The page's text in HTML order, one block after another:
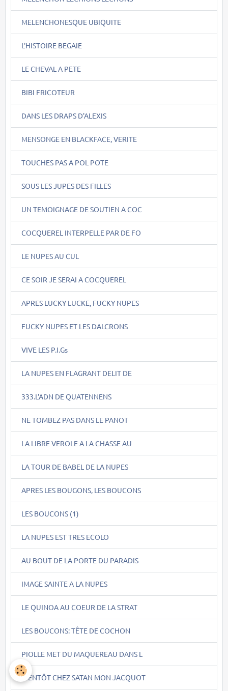
MELENCHONESQUE UBIQUITE
L'HISTOIRE BEGAIE
LE CHEVAL A PETE
BIBI FRICOTEUR
DANS LES DRAPS D'ALEXIS
MENSONGE EN BLACKFACE, VERITE
TOUCHES PAS A POL POTE
SOUS LES JUPES DES FILLES
UN TEMOIGNAGE DE SOUTIEN A COC
COCQUEREL INTERPELLE PAR DE FO
LE NUPES AU CUL
CE SOIR JE SERAI A COCQUEREL
APRES LUCKY LUCKE, FUCKY NUPES
FUCKY NUPES ET LES DALCRONS
VIVE LES P.I.Gs
LA NUPES EN FLAGRANT DELIT DE
333.L'ADN DE QUATENNENS
NE TOMBEZ PAS DANS LE PANOT
LA LIBRE VEROLE A LA CHASSE AU
LA TOUR DE BABEL DE LA NUPES
APRES LES BOUGONS, LES BOUCONS
LES BOUCONS (1)
LA NUPES EST TRES ECOLO
AU BOUT DE LA PORTE DU PARADIS
IMAGE SAINTE A LA NUPES
LE QUINOA AU COEUR DE LA STRAT
LES BOUCONS: TÊTE DE COCHON
PIOLLE MET DU MAQUEREAU DANS L
BIENTÖT CHEZ SATAN MON JACQUOT